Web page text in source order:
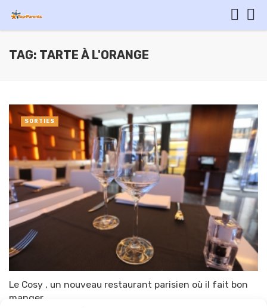
TAG: TARTE À L'ORANGE
Le Cosy , un nouveau restaurant parisien où il fait bon
manger
SORTIES